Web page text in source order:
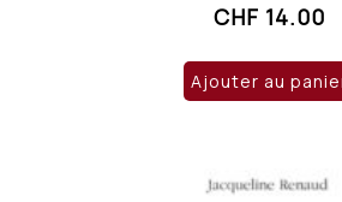
CHF 14.00
Ajouter au